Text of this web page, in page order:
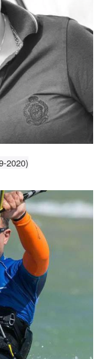
2020)